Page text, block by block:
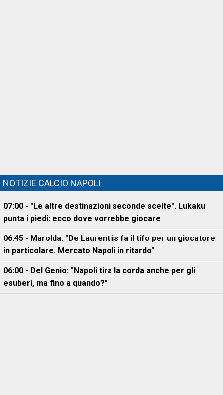
NOTIZIE CALCIO NAPOLI
07:00 - "Le altre destinazioni seconde scelte". Lukaku
punta i piedi: ecco dove vorrebbe giocare
06:45 - Marolda: "De Laurentiis fa il tifo per un giocatore
in particolare. Mercato Napoli in ritardo"
06:00 - Del Genio: "Napoli tira la corda anche per gli
esuberi, ma fino a quando?"